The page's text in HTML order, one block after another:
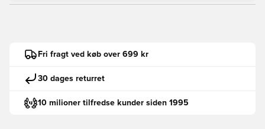
Fri fragt ved køb over 699 kr
30 dages returret
10 milioner tilfredse kunder siden 1995